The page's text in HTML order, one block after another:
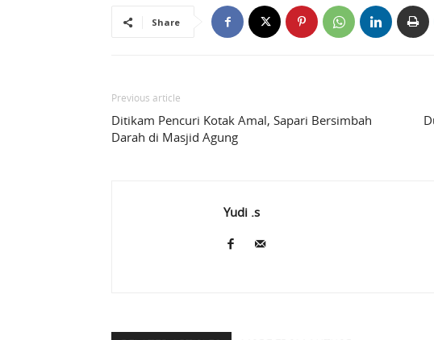
Share
Previous article
Ditikam Pencuri Kotak Amal, Sapari Bersimbah
Darah di Masjid Agung
Yudi .s